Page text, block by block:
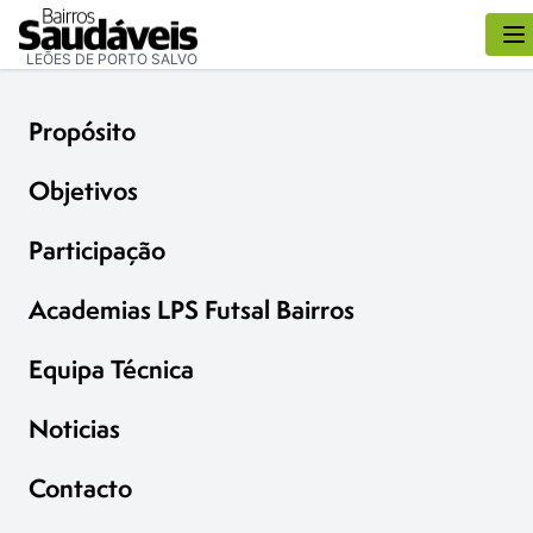
LEÕES DE PORTO SALVO
Propósito
Objetivos
Participação
Academias LPS Futsal Bairros
Equipa Técnica
Noticias
Contacto